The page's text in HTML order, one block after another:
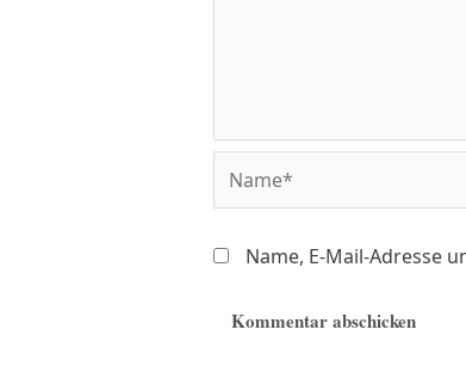
Name, E-Mail-Adresse